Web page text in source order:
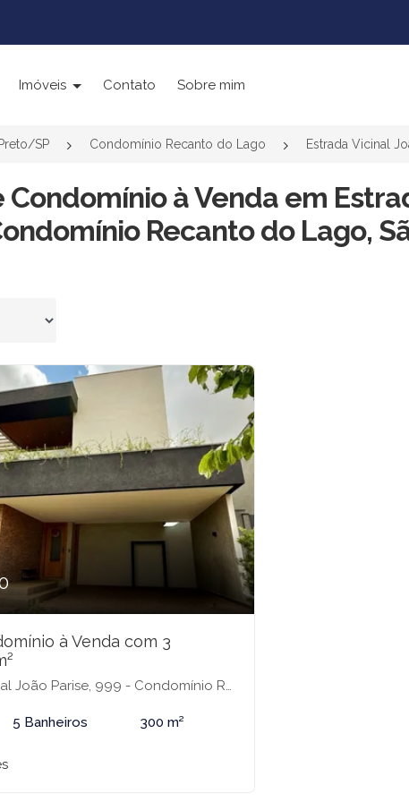
Imóveis Contato Sobre mim
SP Condomínio Recanto do Lago Estrada Vicinal
Condomínio à Venda em
Recanto do Lago,
à Venda com 3
999 - Condomínio Recanto do Lago, São José do Rio Preto-SP
5 Banheiros 300 m²